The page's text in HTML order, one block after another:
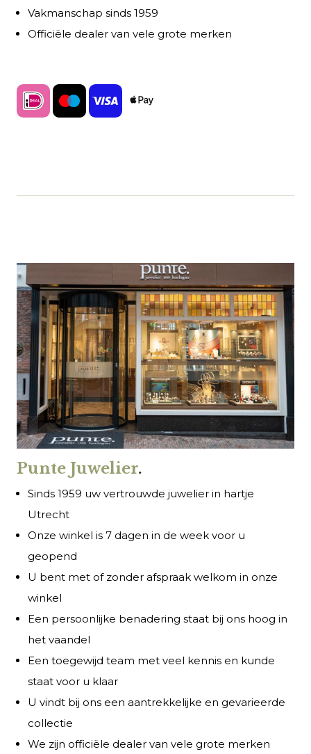
Vakmanschap sinds 1959
Officiële dealer van vele grote merken
Punte Juwelier.
Sinds 1959 uw vertrouwde juwelier in hartje
Utrecht
Onze winkel is 7 dagen in de week voor u
geopend
U bent met of zonder afspraak welkom in onze
winkel
Een persoonlijke benadering staat bij ons hoog in
het vaandel
Een toegewijd team met veel kennis en kunde
staat voor u klaar
U vindt bij ons een aantrekkelijke en gevarieerde
collectie
We zijn officiële dealer van vele grote merken